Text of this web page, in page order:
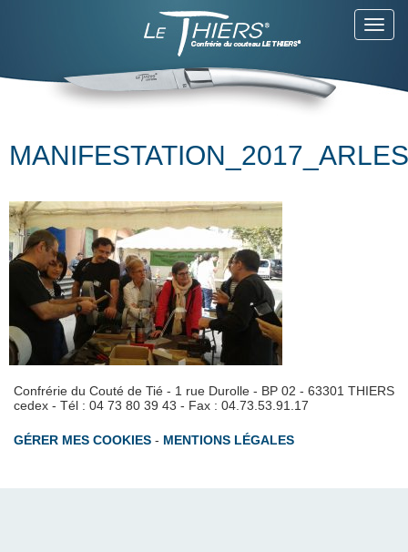
Confrérie du Couté de Tié - 1 rue Durolle - BP 02 - 63301 THIERS
cedex - Tél : 04 73 80 39 43 - Fax : 04.73.53.91.17
GÉRER MES COOKIES - MENTIONS LÉGALES